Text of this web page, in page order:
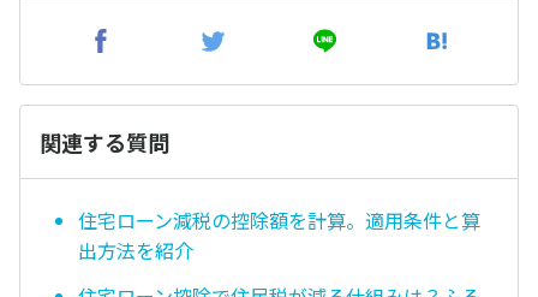
関連する質問
住宅ローン減税の控除額を計算。適用条件と算
出方法を紹介